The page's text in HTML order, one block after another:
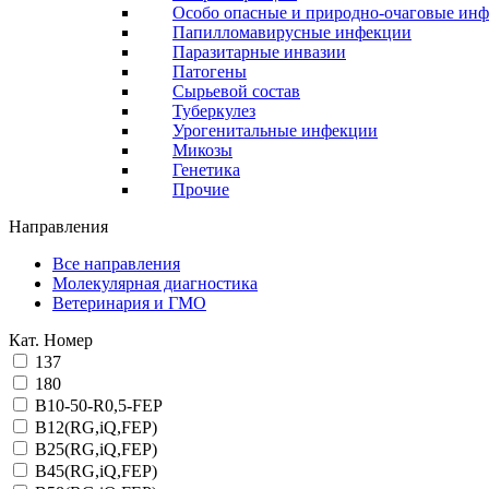
Особо опасные и природно-очаговые
Папилломавирусные инфекции
Паразитарные инвазии
Патогены
Сырьевой состав
Туберкулез
Урогенитальные инфекции
Микозы
Генетика
Прочие
Направления
Все направления
Молекулярная диагностика
Ветеринария и ГМО
Кат. Номер
137
180
B10-50-R0,5-FEP
B12(RG,iQ,FEP)
B25(RG,iQ,FEP)
B45(RG,iQ,FEP)